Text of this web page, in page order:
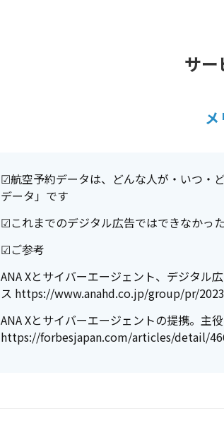
サー
☑航空予約データは、どんな人が・いつ・
データ」です
☑これまでのデジタル広告ではできなかっ
☑ご参考
ANA Xとサイバーエージェント、デジタル
ス https://www.anahd.co.jp/group/pr/
ANA Xとサイバーエージェントの提携。主
https://forbesjapan.com/articles/detail/